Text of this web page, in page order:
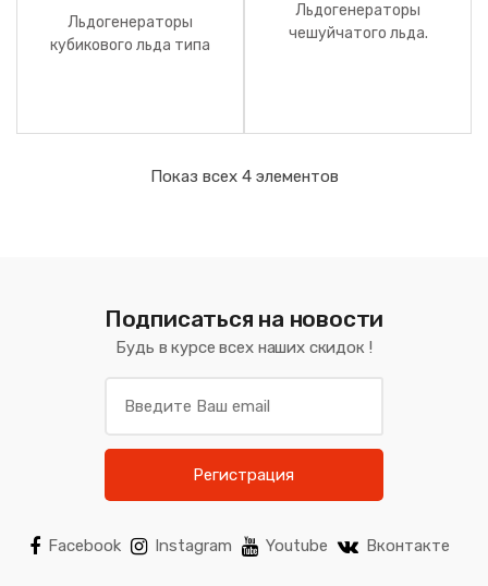
Льдогенераторы
кубикового льда типа
Льдогенераторы
чешуйчатого льда.
Показ всех 4 элементов
Подписаться на новости
Будь в курсе всех наших скидок !
Регистрация
Facebook Instagram Youtube Вконтакте